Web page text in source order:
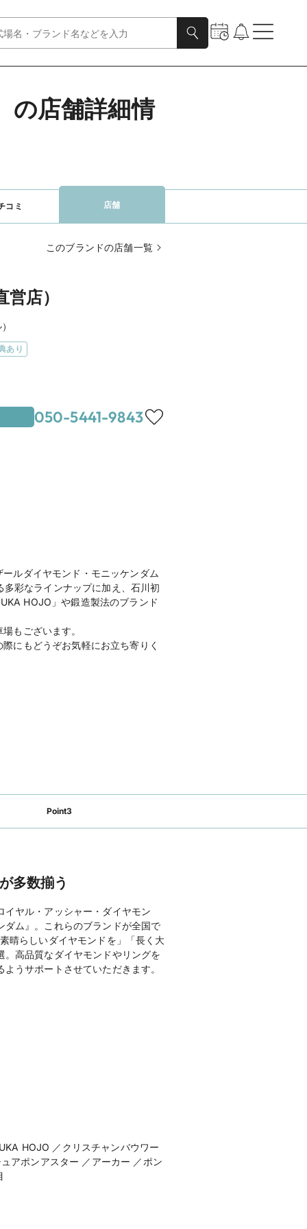
の店舗詳細情
コミ 店舗
このブランドの店舗一覧
営店）
あり
050-5441-9843
ルダイヤモンド・モニッケンダム
彩なラインナップに加え、石川初
HOJO」や鍛造製法のブランド
もございます。
にもどうぞお気軽にお立ち寄りく
Point3
多数揃う
ヤル・アッシャー・ダイヤモン
ム』。これらのブランドが全国で
晴らしいダイヤモンドを」「長く大
高品質なダイヤモンドやリングを
HOJO ／クリスチャンバウワー
アポンアスター ／アーカー ／ポン